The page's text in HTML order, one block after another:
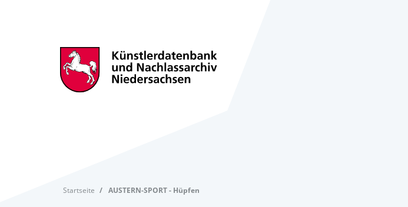
Startseite AUSTERN-SPORT - Hüpfen